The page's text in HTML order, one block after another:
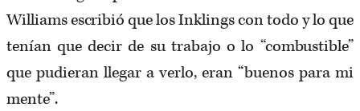
Williams escribió que los Inklings con todo y lo que
tenían que decir de su trabajo o lo “combustible”
que pudieran llegar a verlo, eran “buenos para mi
mente”.